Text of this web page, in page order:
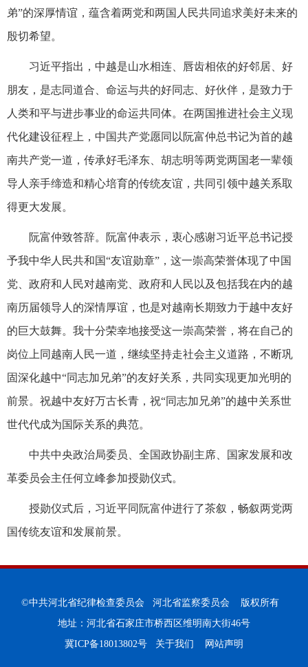
弟”的深厚情谊，蕴含着两党和两国人民共同追求美好未来的
殷切希望。
习近平指出，中越是山水相连、唇齿相依的好邻居、好
朋友，是志同道合、命运与共的好同志、好伙伴，是致力于
人类和平与进步事业的命运共同体。在两国推进社会主义现
代化建设征程上，中国共产党愿同以阮富仲总书记为首的越
南共产党一道，传承好毛泽东、胡志明等两党两国老一辈领
导人亲手缔造和精心培育的传统友谊，共同引领中越关系取
得更大发展。
阮富仲致答辞。阮富仲表示，衷心感谢习近平总书记授
予我中华人民共和国“友谊勋章”，这一崇高荣誉体现了中国
党、政府和人民对越南党、政府和人民以及包括我在内的越
南历届领导人的深情厚谊，也是对越南长期致力于越中友好
的巨大鼓舞。我十分荣幸地接受这一崇高荣誉，将在自己的
岗位上同越南人民一道，继续坚持走社会主义道路，不断巩
固深化越中“同志加兄弟”的友好关系，共同实现更加光明的
前景。祝越中友好万古长青，祝“同志加兄弟”的越中关系世
世代代成为国际关系的典范。
中共中央政治局委员、全国政协副主席、国家发展和改
革委员会主任何立峰参加授勋仪式。
授勋仪式后，习近平同阮富仲进行了茶叙，畅叙两党两
国传统友谊和发展前景。
©中共河北省纪律检查委员会 河北省监察委员会 版权所有
地址：河北省石家庄市桥西区维明南大街46号
冀ICP备18013802号
关于我们 网站声明